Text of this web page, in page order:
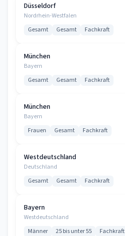
Düsseldorf
Nordrhein-Westfalen
Gesamt Gesamt Fachkraft
München
Bayern
Gesamt Gesamt Fachkraft
München
Bayern
Frauen Gesamt Fachkraft
Westdeutschland
Deutschland
Gesamt Gesamt Fachkraft
Bayern
Westdeutschland
Männer 25 bis unter 55 Fachkraft